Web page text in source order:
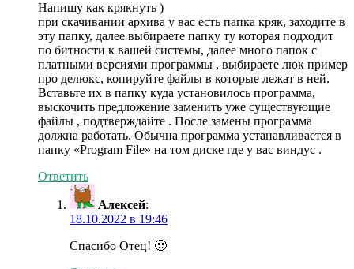
Напишу как крякнуть )
при скачивании архива у вас есть папка кряк, заходите в
эту папку, далее выбираете папку ту которая подходит
по битности к вашей системы, далее много папок с
платными версиями программы , выбираете люк пример
про делюкс, копируйте файлы в которые лежат в ней.
Вставьте их в папку куда установилось программа,
выскочить предложение заменить уже существующие
файлы , подтверждайте . После замены программа
должна работать. Обычна программа устанавливается в
папку «Program File» на том диске где у вас виндус .
Ответить
Алексей:
18.10.2022 в 19:46
Спасибо Отец! 🙂